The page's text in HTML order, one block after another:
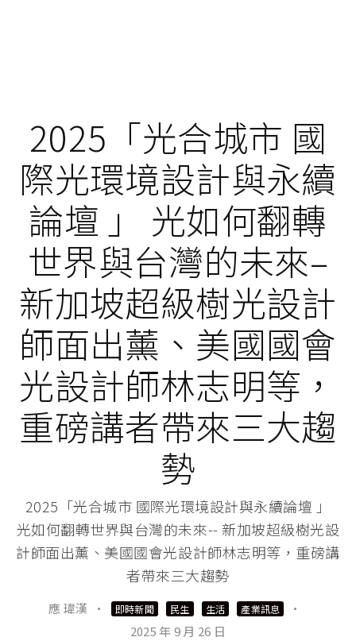
2025「光合城市 國
際光環境設計與永續
論壇 」 光如何翻轉
世界與台灣的未來–
新加坡超級樹光設計
師面出薰、美國國會
光設計師林志明等，
重磅講者帶來三大趨
勢
2025「光合城市 國際光環境設計與永續論壇 」
光如何翻轉世界與台灣的未來-- 新加坡超級樹光設
計師面出薰、美國國會光設計師林志明等，重磅講
者帶來三大趨勢
應 瑋漢 · 即時新聞 民生 生活 產業訊息
·
2025 年 9 月 26 日